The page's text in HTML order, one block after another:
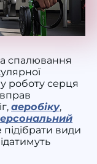
спалювання
роботу серця
вправ
,аеробіку,
види